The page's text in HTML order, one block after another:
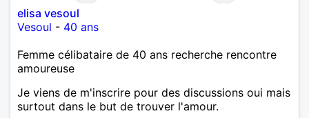
elisa vesoul
Vesoul - 40 ans
Femme célibataire de 40 ans recherche rencontre
amoureuse
Je viens de m'inscrire pour des discussions oui mais
surtout dans le but de trouver l'amour.